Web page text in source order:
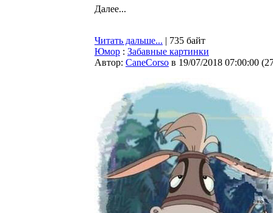
Далее...
Читать дальше... | 735 байт
Юмор : Забавные картинки
Автор: CaneCorso в 19/07/2018 07:00:00 (